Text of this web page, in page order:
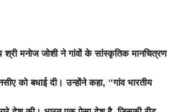
मनोज जोशी ने गांवों के सांस्कृतिक मानचित्रण
को बधाई दी। उन्होंने कहा, “गांव भारतीय